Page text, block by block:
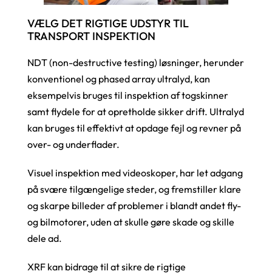
VÆLG DET RIGTIGE UDSTYR TIL
TRANSPORT INSPEKTION
NDT (non-destructive testing) løsninger, herunder
konventionel og phased array ultralyd, kan
eksempelvis bruges til inspektion af togskinner
samt flydele for at opretholde sikker drift. Ultralyd
kan bruges til effektivt at opdage fejl og revner på
over- og underflader.
Visuel inspektion med videoskoper, har let adgang
på svære tilgængelige steder, og fremstiller klare
og skarpe billeder af problemer i blandt andet fly-
og bilmotorer, uden at skulle gøre skade og skille
dele ad.
XRF kan bidrage til at sikre de rigtige